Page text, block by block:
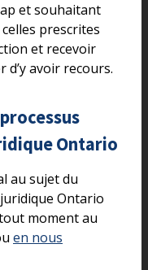
et souhaitant
prescrites
et recevoir
avoir recours.
Ontario
au sujet du
juridique Ontario
moment au
en nous